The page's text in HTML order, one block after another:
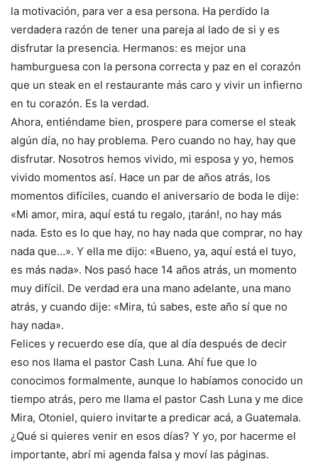
la motivación, para ver a esa persona. Ha perdido la
verdadera razón de tener una pareja al lado de si y es
disfrutar la presencia. Hermanos: es mejor una
hamburguesa con la persona correcta y paz en el corazón
que un steak en el restaurante más caro y vivir un infierno
en tu corazón. Es la verdad.
Ahora, entiéndame bien, prospere para comerse el steak
algún día, no hay problema. Pero cuando no hay, hay que
disfrutar. Nosotros hemos vivido, mi esposa y yo, hemos
vivido momentos así. Hace un par de años atrás, los
momentos difíciles, cuando el aniversario de boda le dije:
«Mi amor, mira, aquí está tu regalo, ¡tarán!, no hay más
nada. Esto es lo que hay, no hay nada que comprar, no hay
nada que…». Y ella me dijo: «Bueno, ya, aquí está el tuyo,
es más nada». Nos pasó hace 14 años atrás, un momento
muy difícil. De verdad era una mano adelante, una mano
atrás, y cuando dije: «Mira, tú sabes, este año sí que no
hay nada».
Felices y recuerdo ese día, que al día después de decir
eso nos llama el pastor Cash Luna. Ahí fue que lo
conocimos formalmente, aunque lo habíamos conocido un
tiempo atrás, pero me llama el pastor Cash Luna y me dice
Mira, Otoniel, quiero invitarte a predicar acá, a Guatemala.
¿Qué si quieres venir en esos días? Y yo, por hacerme el
importante, abrí mi agenda falsa y moví las páginas.